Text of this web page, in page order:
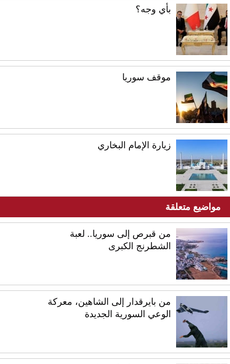
بأي وجه؟
موقف سوريا
زيارة الإمام البخاري
مواضيع متعلقة
من قبرص إلى سوريا.. لعبة
الشطرنج الكبرى
من بايرقدار إلى الشاهين، معركة
الوعي السورية الجديدة